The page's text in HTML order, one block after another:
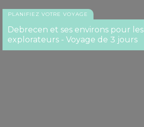
PLANIFIEZ VOTRE VOYAGE
Debrecen et ses environs pour les
explorateurs - Voyage de 3 jours